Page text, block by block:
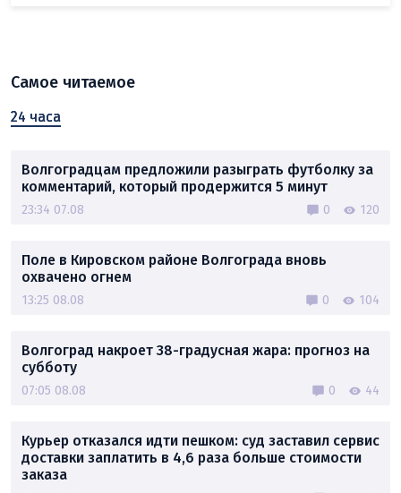
Самое читаемое
24 часа
Волгоградцам предложили разыграть футболку за
комментарий, который продержится 5 минут
23:34 07.08 0 120
Поле в Кировском районе Волгограда вновь
охвачено огнем
13:25 08.08 0 104
Волгоград накроет 38-градусная жара: прогноз на
субботу
07:05 08.08 0 44
Курьер отказался идти пешком: суд заставил сервис
доставки заплатить в 4,6 раза больше стоимости
заказа